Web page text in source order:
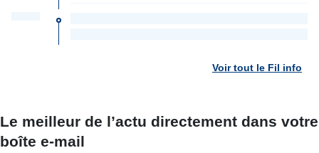
Voir tout le Fil info
Le meilleur de l’actu directement dans votre
boîte e-mail